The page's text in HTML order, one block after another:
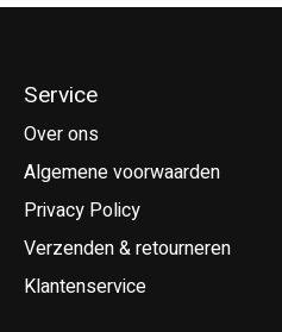
Service
Over ons
Algemene voorwaarden
Privacy Policy
Verzenden & retourneren
Klantenservice